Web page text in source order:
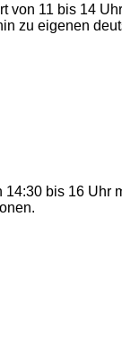
11 bis 14
zu eigenen
bis 16 Uhr